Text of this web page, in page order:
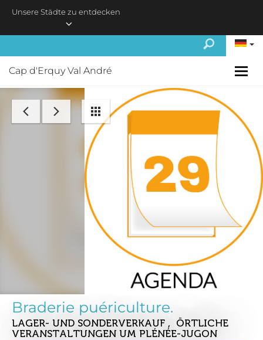
Unsere Städte zu entdecken
Cap d'Erquy Val André
Braderie puériculture.
LAGER- UND SONDERVERKAUF , ÖRTLICHE
VERANSTALTUNGEN UM PLÉNÉE-JUGON